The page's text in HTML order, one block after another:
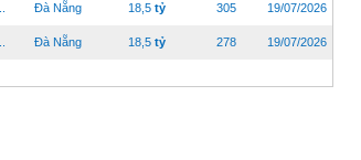
Đà Nẵng 18,5 tỷ 305 19/07/2026
Đà Nẵng 18,5 tỷ 278 19/07/2026